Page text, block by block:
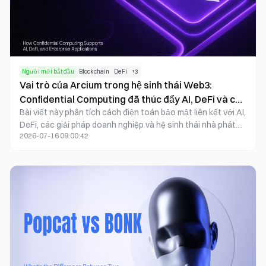
Người mới bắt đầu Blockchain DeFi +3
Vai trò của Arcium trong hệ sinh thái Web3:
Confidential Computing đã thúc đẩy AI, DeFi và các
ứng dụng doanh nghiệp như thế nào?
Bài viết này phân tích cách điện toán bảo mật liên kết với AI,
DeFi, các giải pháp doanh nghiệp và hệ sinh thái nhà phát
triển, đồng thời mang đến góc nhìn về xu hướng phát triển
2026-07-16 09:00:42